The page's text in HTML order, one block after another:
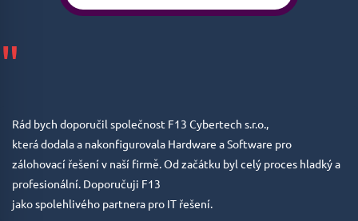
Rád bych doporučil společnost F13 Cybertech s.r.o.,
která dodala a nakonfigurovala Hardware a Software pro
zálohovací řešení v naší firmě.Od začátku byl celý proces hladký a
profesionální. Doporučuji F13
jako spolehlivého partnera pro IT řešení.
"